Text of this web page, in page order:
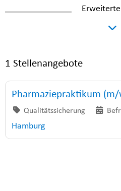
Erweiterte
1 Stellenangebote
Pharmaziepraktikum
Qualitätssicherung
Hamburg